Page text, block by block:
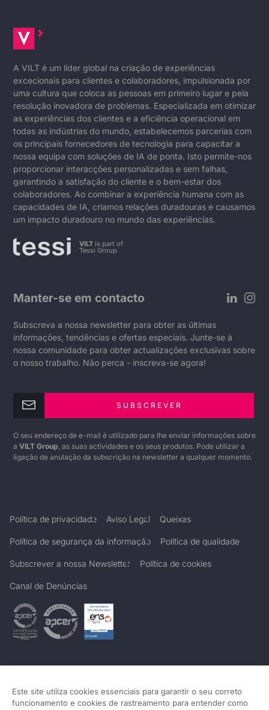
A VILT é um líder global na criação de experiências
excecionais para clientes e colaboradores, impulsionada por
uma cultura que coloca as pessoas em primeiro lugar e pela
resolução inovadora de problemas. Especializada em otimizar
as experiências dos clientes e a eficiência operacional em
todas as indústrias do mundo, estabelecemos parcerias com
os principais fornecedores de tecnologia para capacitar a
nossa equipa com soluções de IA de ponta. Isto permite-nos
proporcionar interacções personalizadas e sem falhas,
garantindo a satisfação do cliente e o bem-estar dos
colaboradores. Ao combinar a experiência humana com as
capacidades de IA, criamos relações duradouras e causamos
um impacto duradouro no mundo das experiências.
VILT is part of
Tessi Group
Manter-se em contacto
Subscreva a nossa newsletter para obter as últimas
informações, tendências e ofertas especiais. Junte-se à
nossa comunidade para obter actualizações exclusivas sobre
o nosso trabalho. Não perca - inscreva-se agora!
SUBSCREVER
O seu endereço de e-mail é utilizado para lhe enviar informações sobre
a VILT Group , as suas actividades e os seus produtos. Pode utilizar a
ligação de anulação da subscrição na newsletter a qualquer momento.
Política de privacidade Aviso Legal Queixas
Política de segurança da informação Política de qualidade
Subscrever a nossa Newsletter Política de cookies
Canal de Denúncias